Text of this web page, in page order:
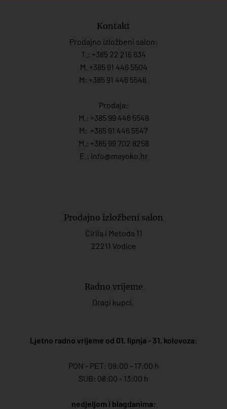
Kontakt
Prodajno izložbeni salon:
T.: +385 22 216 634
M. +385 91 446 5504
M: +385 91 446 5548
Prodaja:
M.: +385 99 446 5548
M: +385 91 446 5547
M.: +385 99 702 8258
E.: info@mayoko. hr
Prodajno izložbeni salon
Ćirila i Metoda 11
22211 Vodice
Radno vrijeme
Dragi kupci,
Ljetno radno vrijeme od 01. lipnja - 31. kolovoza:
PON - PET: 08:00 - 17:00 h
SUB: 08:00 - 13:00 h
nedjeljom i blagdanima: